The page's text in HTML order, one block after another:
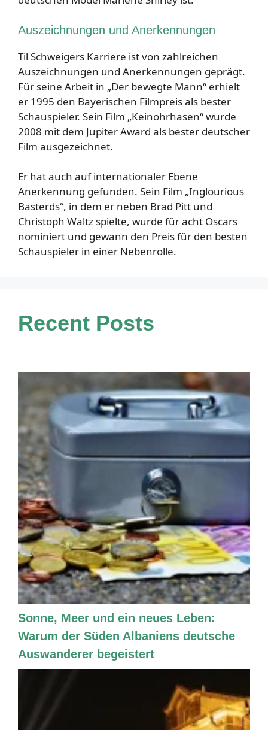
Auszeichnungen und Anerkennungen
Til Schweigers Karriere ist von zahlreichen
Auszeichnungen und Anerkennungen geprägt.
Für seine Arbeit in „Der bewegte Mann“ erhielt
er 1995 den Bayerischen Filmpreis als bester
Schauspieler. Sein Film „Keinohrhasen“ wurde
2008 mit dem Jupiter Award als bester deutscher
Film ausgezeichnet.
Er hat auch auf internationaler Ebene
Anerkennung gefunden. Sein Film „Inglourious
Basterds“, in dem er neben Brad Pitt und
Christoph Waltz spielte, wurde für acht Oscars
nominiert und gewann den Preis für den besten
Schauspieler in einer Nebenrolle.
Recent Posts
Sonne, Meer und ein neues Leben:
Warum der Süden Albaniens deutsche
Auswanderer begeistert